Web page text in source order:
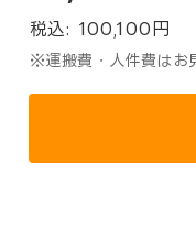
税込: 100,100 円
※運搬費・人件費はお